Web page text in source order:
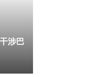
涉巴